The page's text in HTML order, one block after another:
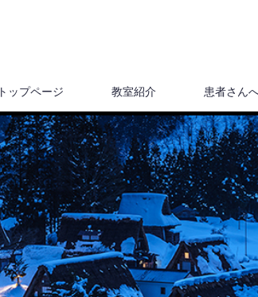
トップページ 教室紹介 患者さん